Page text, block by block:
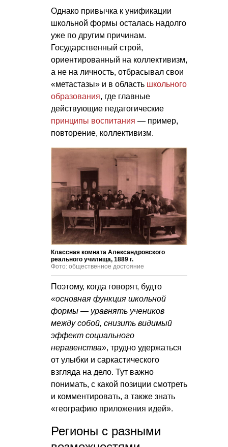
Однако привычка к унификации
школьной формы осталась надолго
уже по другим причинам.
Государственный строй,
ориентированный на коллективизм,
а не на личность, отбрасывал свои
«метастазы» и в область школьного
образования, где главные
действующие педагогические
принципы воспитания — пример,
повторение, коллективизм.
Классная комната Александровского
реального училища, 1889 г.
Фото: общественное достояние
Поэтому, когда говорят, будто
«основная функция школьной
формы — уравнять учеников
между собой, снизить видимый
эффект социального
неравенства», трудно удержаться
от улыбки и саркастического
взгляда на дело. Тут важно
понимать, с какой позиции смотреть
и комментировать, а также знать
«географию приложения идей».
Регионы с разными